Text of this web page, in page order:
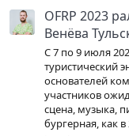
OFRP 2023
Венёва
С 7 по 9 июля
туристический
основателей
участников
сцена, музыка,
бургерная, как в